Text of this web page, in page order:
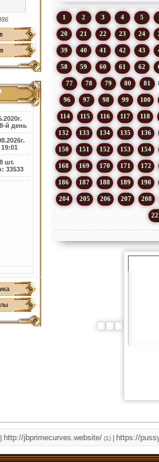
й день
шт.
33533
1 2 3 4 5
20 21 22 23 24
39 40 41 42 43
58 59 60 61 62
77 78 79 80 81
96 97 98 99 100
114 115 116 117 118
132 133 134 135 136
150 151 152 153 154
168 169 170 171 172
186 187 188 189 190
204 205 206 207 208
jbprimecurves.website/(1)|https://